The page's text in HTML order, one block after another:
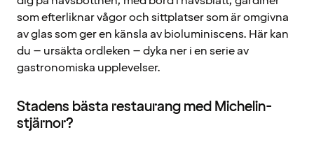
som efterliknar vågor och sittplatser som är omgivna
av glas som ger en känsla av bioluminiscens. Här kan
du – ursäkta ordleken – dyka ner i en serie av
gastronomiska upplevelser.
Stadens bästa restaurang med Michelin-
stjärnor?